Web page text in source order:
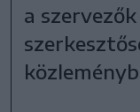
a